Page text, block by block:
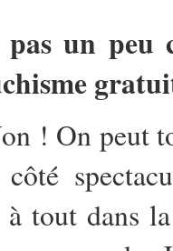
pas un peu
! On peut
côté
tout dans